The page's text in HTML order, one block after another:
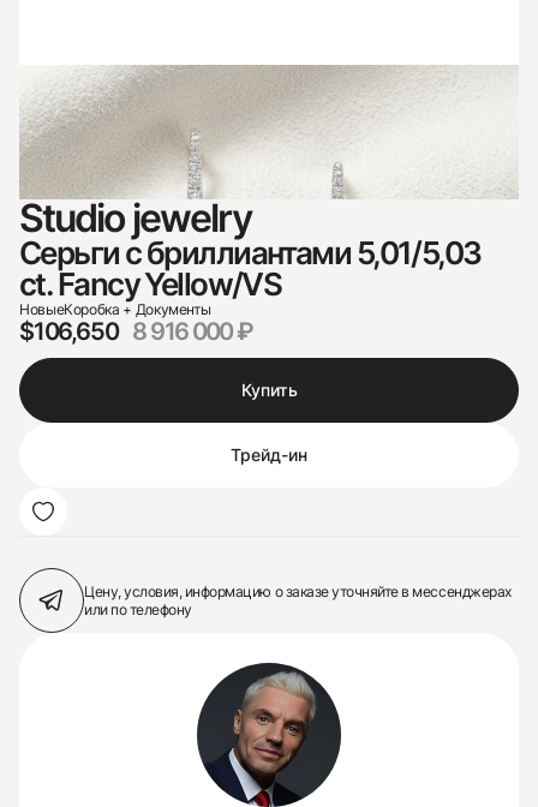
Studio jewelry
Серьги c бриллиантами 5,01/5,03
ct. Fancy Yellow/VS
НовыеКоробка + Документы
$106,650 8 916 000 ₽
Купить
Трейд-ин
Цену, условия, информацию о заказеуточняйте в мессенджерах
или по телефону